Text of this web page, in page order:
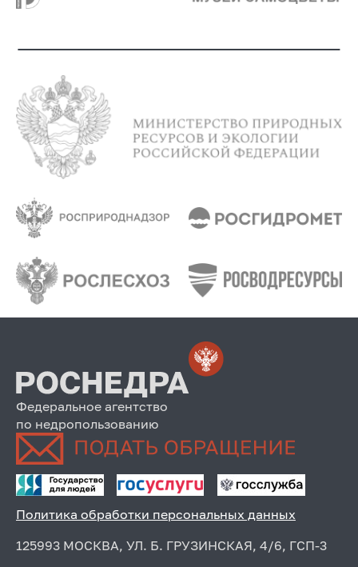
Федеральное агентство
по недропользованию
Политика обработки персональных данных
125993 МОСКВА, УЛ. Б. ГРУЗИНСКАЯ, 4/6, ГСП-3